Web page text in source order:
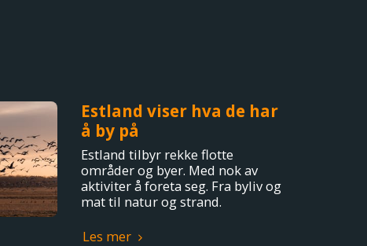
Estland viser hva de har
å by på
Estland tilbyr rekke flotte
områder og byer. Med nok av
aktiviter å foreta seg. Fra byliv og
mat til natur og strand.
Les mer